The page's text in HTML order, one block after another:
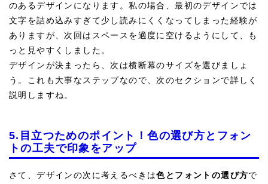
のあるデザインになります。私の場合、最初のデザインでは
文字を詰め込みすぎて少し読みにくくなってしまった経験が
ありますが、次回はスペースを適度に空けるようにして、も
っと見やすくしました。
デザインが決まったら、次は横断幕のサイズを選びましょ
う。これも大事なステップなので、次のセクションで詳しく
説明しますね。
5.目立つためのポイント！色の選び方とフォン
トの工夫で印象をアップ
さて、デザインの次に考えるべきは色とフォントの選び方で